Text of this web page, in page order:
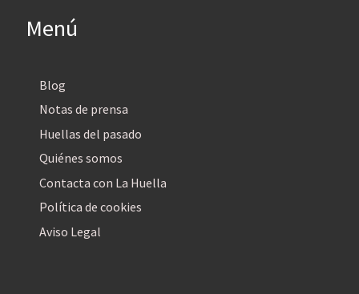
Menú
Blog
Notas de prensa
Huellas del pasado
Quiénes somos
Contacta con La Huella
Política de cookies
Aviso Legal